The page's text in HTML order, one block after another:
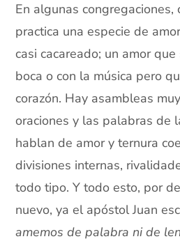
En algunas congregaciones,
practica una especie de
casi cacareado; un amor
boca o con la música pero
corazón. Hay asambleas
oraciones y las palabras de
hablan de amor y ternura
divisiones internas,
todo tipo. Y todo esto, por
nuevo, ya el apóstol Juan
amemos de palabra ni de